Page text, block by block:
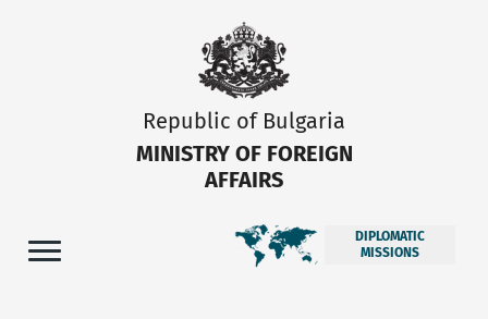
Republic of Bulgaria
MINISTRY OF FOREIGN
AFFAIRS
DIPLOMATIC
MISSIONS